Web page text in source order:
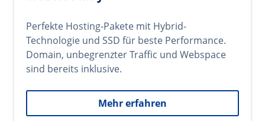
Perfekte Hosting-Pakete mit Hybrid-
Technologie und SSD für beste Performance.
Domain, unbegrenzter Traffic und Webspace
sind bereits inklusive.
Mehr erfahren